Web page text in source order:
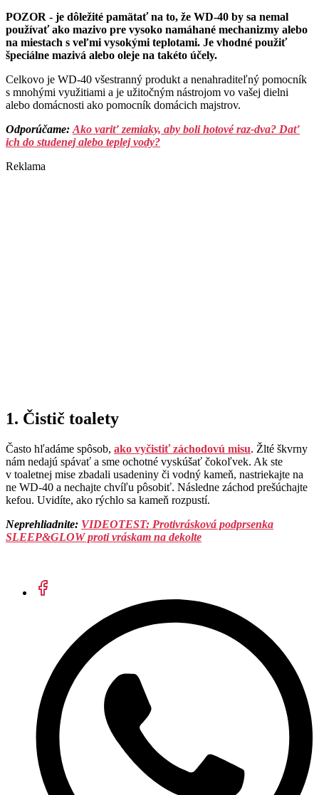
POZOR - je dôležité pamätať na to, že WD-40 by sa nemal
používať ako mazivo pre vysoko namáhané mechanizmy alebo
na miestach s veľmi vysokými teplotami. Je vhodné použiť
špeciálne mazivá alebo oleje na takéto účely.
Celkovo je WD-40 všestranný produkt a nenahraditeľný pomocník
s mnohými využitiami a je užitočným nástrojom vo vašej dielni
alebo domácnosti ako pomocník domácich majstrov.
Odporúčame: Ako variť zemiaky, aby boli hotové raz-dva? Dať
ich do studenej alebo teplej vody?
Reklama
1. Čistič toalety
Často hľadáme spôsob, ako vyčistiť záchodovú misu. Žlté škvrny
nám nedajú spávať a sme ochotné vyskúšať čokoľvek. Ak ste
v toaletnej mise zbadali usadeniny či vodný kameň, nastriekajte na
ne WD-40 a nechajte chvíľu pôsobiť. Následne záchod prešúchajte
kefou. Uvidíte, ako rýchlo sa kameň rozpustí.
Neprehliadnite: VIDEOTEST: Protivrásková podprsenka
SLEEP&GLOW proti vráskam na dekolte